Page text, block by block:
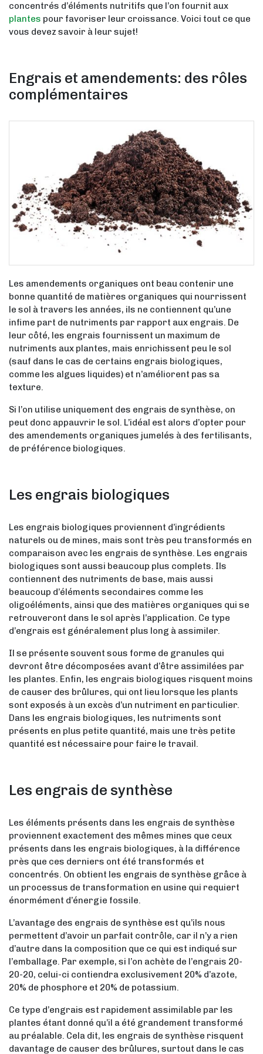
concentrés d’éléments nutritifs que l’on fournit aux
plantes pour favoriser leur croissance. Voici tout ce que
vous devez savoir à leur sujet!
Engrais et amendements: des rôles
complémentaires
Les amendements organiques ont beau contenir une
bonne quantité de matières organiques qui nourrissent
le sol à travers les années, ils ne contiennent qu’une
infime part de nutriments par rapport aux engrais. De
leur côté, les engrais fournissent un maximum de
nutriments aux plantes, mais enrichissent peu le sol
(sauf dans le cas de certains engrais biologiques,
comme les algues liquides) et n’améliorent pas sa
texture.
Si l’on utilise uniquement des engrais de synthèse, on
peut donc appauvrir le sol. L’idéal est alors d’opter pour
des amendements organiques jumelés à des fertilisants,
de préférence biologiques.
Les engrais biologiques
Les engrais biologiques proviennent d’ingrédients
naturels ou de mines, mais sont très peu transformés en
comparaison avec les engrais de synthèse. Les engrais
biologiques sont aussi beaucoup plus complets. Ils
contiennent des nutriments de base, mais aussi
beaucoup d’éléments secondaires comme les
oligoéléments, ainsi que des matières organiques qui se
retrouveront dans le sol après l’application. Ce type
d’engrais est généralement plus long à assimiler.
Il se présente souvent sous forme de granules qui
devront être décomposées avant d’être assimilées par
les plantes. Enfin, les engrais biologiques risquent moins
de causer des brûlures, qui ont lieu lorsque les plants
sont exposés à un excès d’un nutriment en particulier.
Dans les engrais biologiques, les nutriments sont
présents en plus petite quantité, mais une très petite
quantité est nécessaire pour faire le travail.
Les engrais de synthèse
Les éléments présents dans les engrais de synthèse
proviennent exactement des mêmes mines que ceux
présents dans les engrais biologiques, à la différence
près que ces derniers ont été transformés et
concentrés. On obtient les engrais de synthèse grâce à
un processus de transformation en usine qui requiert
énormément d’énergie fossile.
L’avantage des engrais de synthèse est qu’ils nous
permettent d’avoir un parfait contrôle, car il n’y a rien
d’autre dans la composition que ce qui est indiqué sur
l’emballage. Par exemple, si l’on achète de l’engrais 20-
20-20, celui-ci contiendra exclusivement 20% d’azote,
20% de phosphore et 20% de potassium.
Ce type d’engrais est rapidement assimilable par les
plantes étant donné qu’il a été grandement transformé
au préalable. Cela dit, les engrais de synthèse risquent
davantage de causer des brûlures, surtout dans le cas